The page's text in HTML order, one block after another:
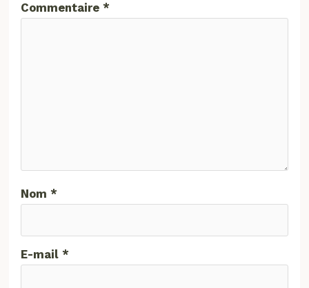
Commentaire*
Nom*
E-mail*